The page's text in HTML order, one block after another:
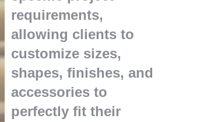
requirements,
allowing clients to
customize sizes,
shapes,finishes,and
accessories to
perfectly fit their